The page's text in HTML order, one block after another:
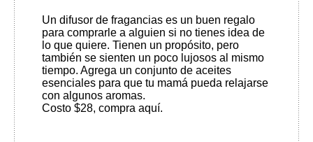
Un difusor de fragancias es un buen regalo
para comprarle a alguien si no tienes idea de
lo que quiere. Tienen un propósito, pero
también se sienten un poco lujosos al mismo
tiempo. Agrega un conjunto de aceites
esenciales para que tu mamá pueda relajarse
con algunos aromas.
Costo $28, compra aquí.